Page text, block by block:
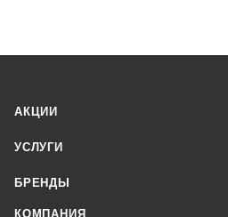
АКЦИИ
УСЛУГИ
БРЕНДЫ
КОМПАНИЯ